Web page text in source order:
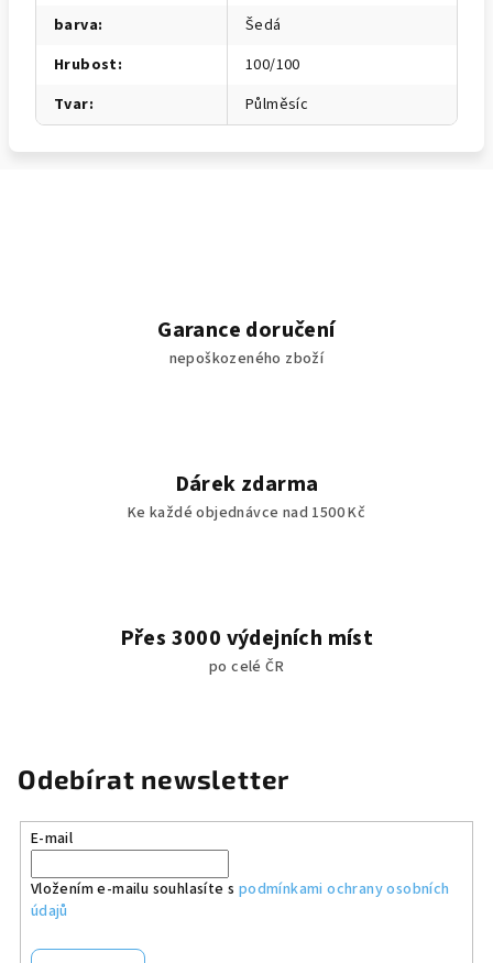
barva:
Šedá
Hrubost:
100/100
Tvar: Půlměsíc
Garance doručení
nepoškozeného zboží
Dárek zdarma
Ke každé objednávce nad 1500 Kč
Přes 3000 výdejních míst
po celé ČR
Odebírat newsletter
E-mail
Vložením e-mailu souhlasíte s podmínkami ochrany osobních
údajů